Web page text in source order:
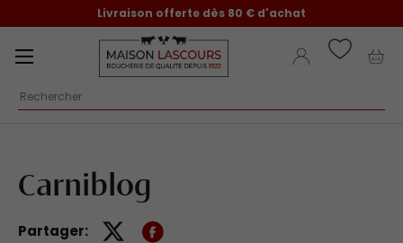
Aller au contenu
Livraison offerte dès 80 € d'achat
Recherche
Se connecter
Menu
Carniblog
Partager: